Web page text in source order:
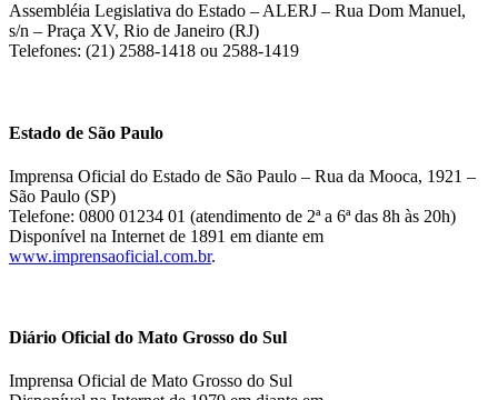
Assembléia Legislativa do Estado – ALERJ – Rua Dom Manuel,
s/n – Praça XV, Rio de Janeiro (RJ)
Telefones: (21) 2588-1418 ou 2588-1419
Estado de São Paulo
Imprensa Oficial do Estado de São Paulo – Rua da Mooca, 1921 –
São Paulo (SP)
Telefone: 0800 01234 01 (atendimento de 2ª a 6ª das 8h às 20h)
Disponível na Internet de 1891 em diante em
www.imprensaoficial.com.br.
Diário Oficial do Mato Grosso do Sul
Imprensa Oficial de Mato Grosso do Sul